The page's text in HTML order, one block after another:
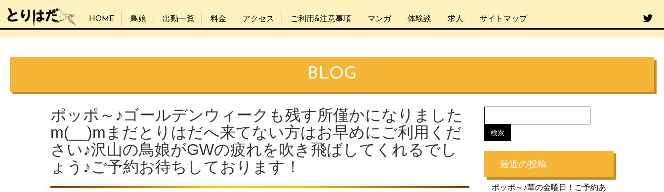
HOME 鳥娘 出勤一覧 料金 アクセス ご利用&注意事項 マンガ 体験談 求人 サイトマップ
BLOG
ポッポ～♪ゴールデンウィークも残す所僅かになりました
m(__)mまだとりはだへ来てない方はお早めにご利用くだ
さい♪沢山の鳥娘がGWの疲れを吹き飛ばしてくれるでし
ょう♪ご予約お待ちしております！
最近の投稿
ポッポ～♪華の金曜日！ご予約あ